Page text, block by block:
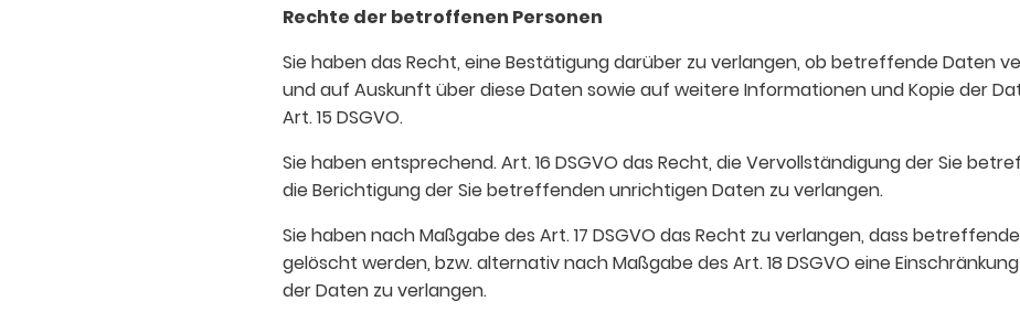
Rechte der betroffenen Personen
Sie haben das Recht, eine Bestätigung darüber zu verlangen, ob betreffende Daten
und auf Auskunft über diese Daten sowie auf weitere Informationen und Kopie der
Art. 15 DSGVO.
Sie haben entsprechend. Art. 16 DSGVO das Recht, die Vervollständigung der Sie
die Berichtigung der Sie betreffenden unrichtigen Daten zu verlangen.
Sie haben nach Maßgabe des Art. 17 DSGVO das Recht zu verlangen, dass
gelöscht werden, bzw. alternativ nach Maßgabe des Art. 18 DSGVO eine
der Daten zu verlangen.